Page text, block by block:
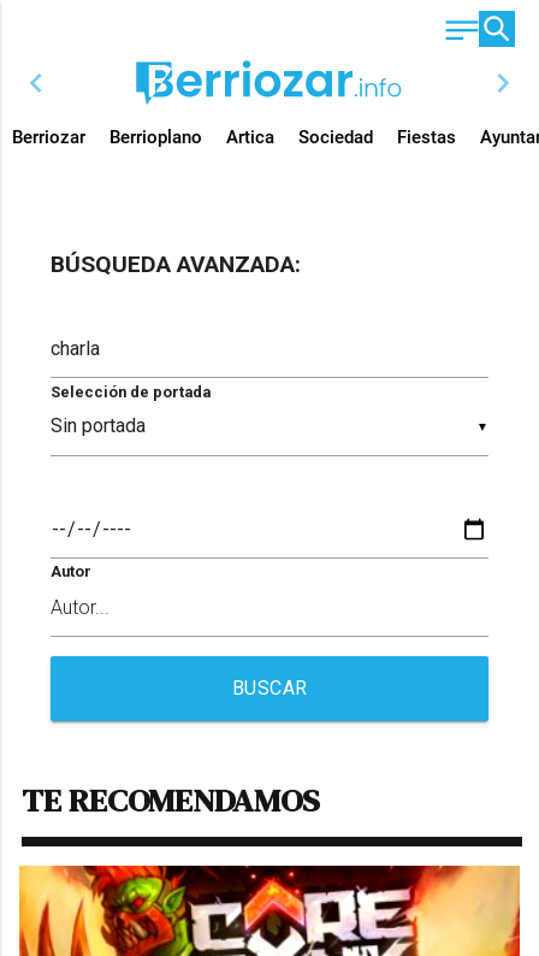
chevron_left chevron_right
Berriozar Berrioplano Artica Sociedad Fiestas
BÚSQUEDA AVANZADA:
▼
Selección de portada
Autor
BUSCAR
TE RECOMENDAMOS